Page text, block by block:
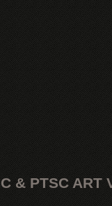
& PTSC ART